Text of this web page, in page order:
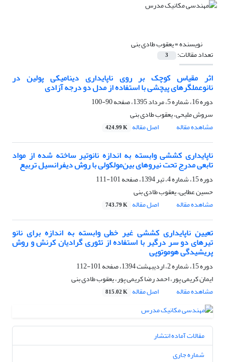
نویسنده =یعقوب طادی بنی
تعداد مقالات: 3
اثر مقیاس کوچک بر روی ناپایداری دینامیکی پولین در
نانوعملگرهای پیچشی با استفاده از مدل دو درجه آزادی
دوره 16، شماره 5، مرداد 1395، صفحه
90-100
سروش ملیحی، یعقوب طادی بنی
مشاهده مقاله
اصل مقاله 424.99 K
ناپایداری کششی وابسته به اندازه نانوتیر ساخته شده از مواد
تابعی مدرج تحت نیرو‌های بین‌مولکولی با روش دیفرانسیل تربیع
دوره 15، شماره 4، تیر 1394، صفحه
101-111
حسین عطایی، یعقوب طادی بنی
مشاهده مقاله
اصل مقاله 743.79 K
تعیین ناپایداری کششی غیر خطی وابسته به ‌اندازه برای نانو
تیرهای دو سر درگیر با استفاده از تئوری گرادیان کرنش و روش
پریشیدگی هوموتوپی
دوره 15، شماره 2، اردیبهشت 1394، صفحه
101-112
ایمان کریمی پور، احمد رضا کریمی پور، یعقوب طادی بنی
مشاهده مقاله
اصل مقاله 815.02 K
مقالات آماده انتشار
شماره جاری